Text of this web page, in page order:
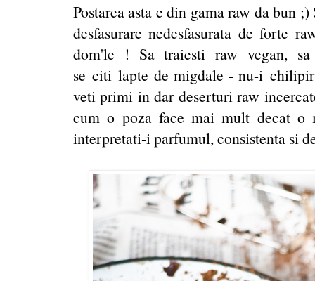
Postarea asta e din gama raw da bun
desfasurare nedesfasurata de forte
dom'le ! Sa traiesti raw vegan,
se citi lapte de migdale - nu-i
veti primi in dar deserturi raw
cum o poza face mai mult decat
interpretati-i parfumul, consistenta si